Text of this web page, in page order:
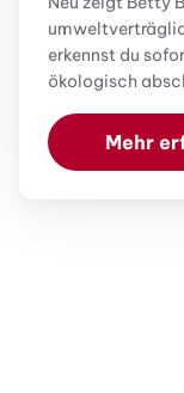
erkennst du
ökologisch
Mehr